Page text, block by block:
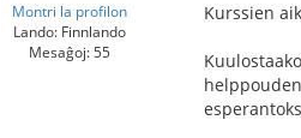
Montri la profilon
Lando: Finnlando
Mesaĝoj: 55
Kurssien